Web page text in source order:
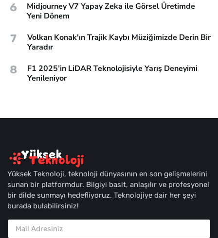
6
Midjourney V7 Yapay Zeka ile Görsel Üretimde
Yeni Dönem
7
Volkan Konak'ın Trajik Kaybı Müziğimizde Derin Bir
Yaradır
8
F1 2025’in LiDAR Teknolojisiyle Yarış Deneyimi
Yenileniyor
Yüksek Teknoloji, teknoloji dünyasının en son gelişmelerini
sunan bir platformdur. Bilgiyi basit, anlaşılır ve profesyonel
bir dilde sunmayı hedefliyoruz. Teknolojiye dair her şeyi
burada bulabilirsiniz!